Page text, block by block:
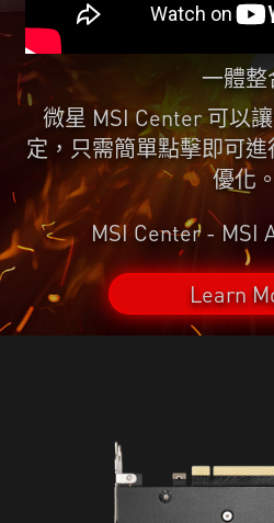
一體整
微星 MSI Center 可以
定，只需簡單點擊即可
優化。
MSI Center - MSI
Learn